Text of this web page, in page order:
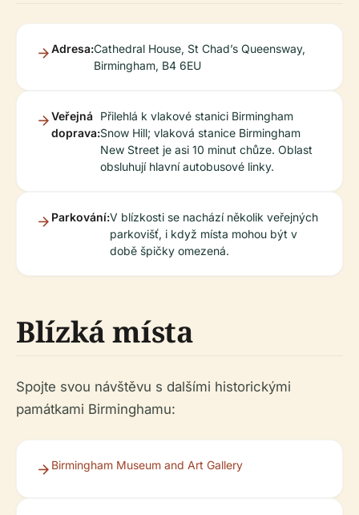
Adresa:Cathedral House, St Chad’s Queensway,
Birmingham, B4 6EU
Veřejná
doprava:
Přilehlá k vlakové stanici Birmingham
Snow Hill; vlaková stanice Birmingham
New Street je asi 10 minut chůze. Oblast
obsluhují hlavní autobusové linky.
Parkování:V blízkosti se nachází několik veřejných
parkovišť, i když místa mohou být v
době špičky omezená.
Blízká místa
Spojte svou návštěvu s dalšími historickými
památkami Birminghamu:
Birmingham Museum and Art Gallery